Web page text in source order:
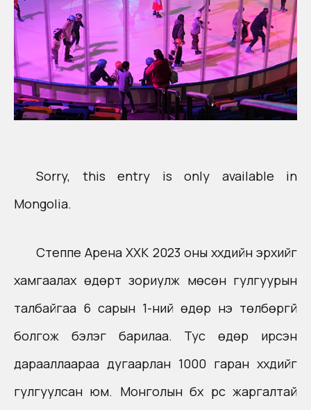
Sorry, this entry is only available in
Mongolia.
Степпе Арена ХХК 2023 оны хүүхдийн эрхийг
хамгаалах өдөрт зориулж мөсөн гулгуурын
талбайгаа 6 сарын 1-ний өдөр үнэ төлбөргүй
болгож бэлэг барилаа. Тус өдөр ирсэн
дарааллаараа дугаарлан 1000 гаран хүүхдийг
гулгуулсан юм. Монголын бүх үрс жаргалтай